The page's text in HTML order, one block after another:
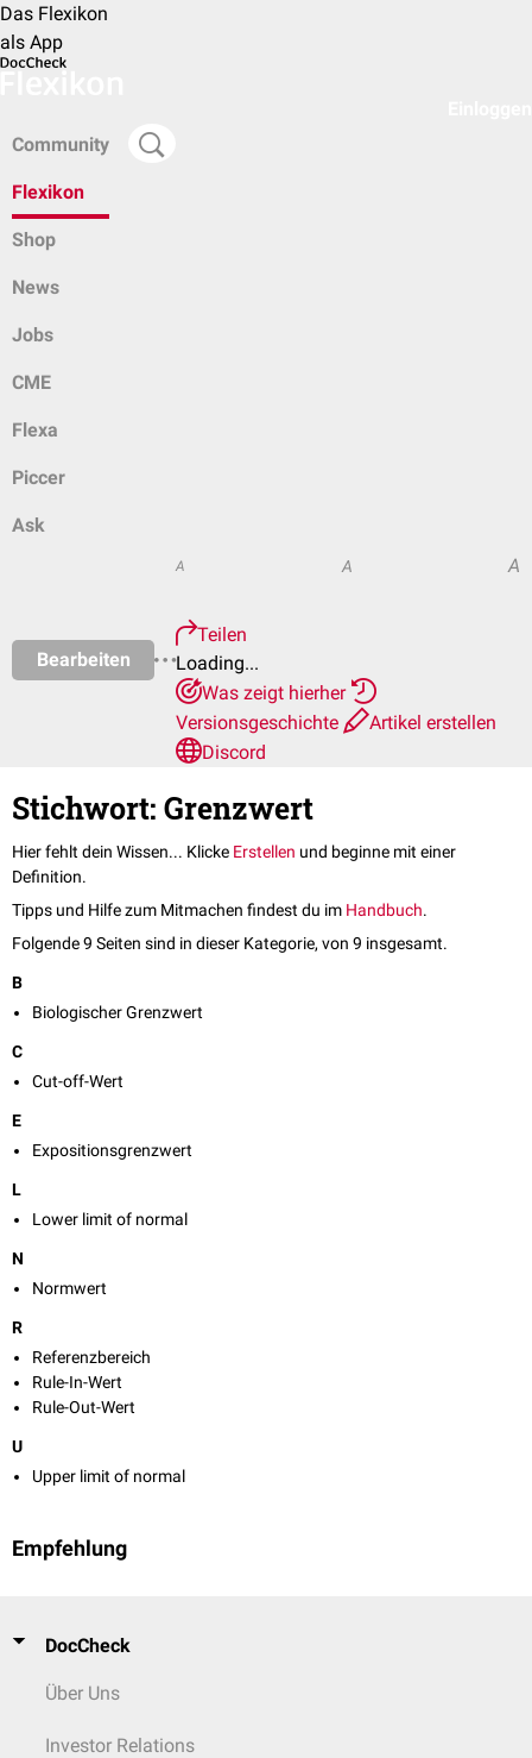
Das Flexikon
als App
Community
Flexikon
Shop
News
Jobs
CME
Flexa
Piccer
Ask
Bearbeiten
A A A
Teilen
Loading...
Was zeigt hierher
Versionsgeschichte
Artikel erstellen
Discord
Stichwort: Grenzwert
Hier fehlt dein Wissen... Klicke Erstellen und beginne mit einer
Definition.
Tipps und Hilfe zum Mitmachen findest du im Handbuch.
Folgende 9 Seiten sind in dieser Kategorie, von 9 insgesamt.
B
Biologischer Grenzwert
C
Cut-off-Wert
E
Expositionsgrenzwert
L
Lower limit of normal
N
Normwert
R
Referenzbereich
Rule-In-Wert
Rule-Out-Wert
U
Upper limit of normal
Empfehlung
DocCheck
Über Uns
Investor Relations